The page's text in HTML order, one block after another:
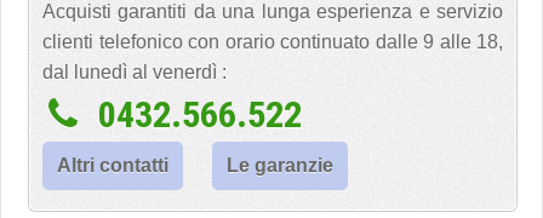
Acquisti garantiti da una lunga esperienza e servizio
clienti telefonico con orario continuato dalle 9 alle 18,
dal lunedì al venerdì :
0432.566.522
Altri contatti Le garanzie